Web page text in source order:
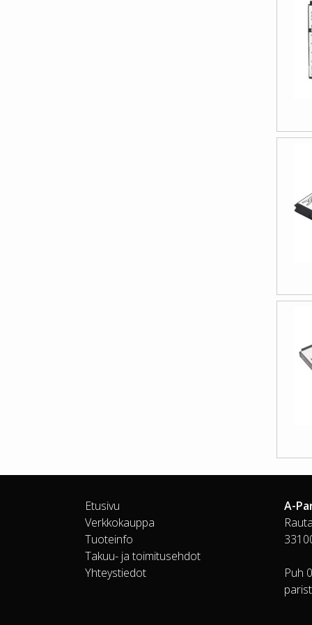
Etusivu
Verkkokauppa
Tuoteinfo
Takuu- ja toimitusehdot
Yhteystiedot
A-
Puh